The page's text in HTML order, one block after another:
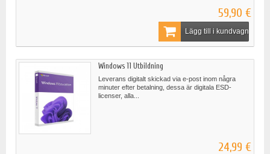
59,90 €
Lägg till i kundvagn
Windows 11 Utbildning
Leverans digitalt skickad via e-post inom några
minuter efter betalning, dessa är digitala ESD-
licenser, alla...
24,99 €